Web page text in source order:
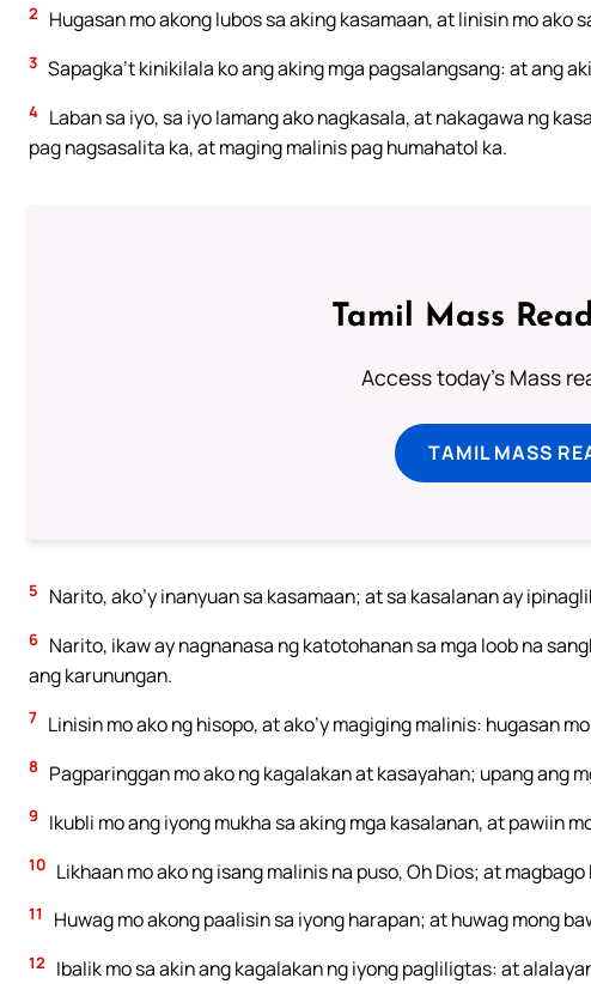
2 Hugasan mo akong lubos sa aking kasamaan, at linisin mo ako
3 Sapagka’t kinikilala ko ang aking mga pagsalangsang: at ang
4 Laban sa iyo, sa iyo lamang ako nagkasala, at nakagawa ng
pag nagsasalita ka, at maging malinis pag humahatol ka.
Tamil Mass
Access today's Mass
TAMIL MASS
5 Narito, ako’y inanyuan sa kasamaan; at sa kasalanan ay
6 Narito, ikaw ay nagnanasa ng katotohanan sa mga loob na
ang karunungan.
7 Linisin mo ako ng hisopo, at ako’y magiging malinis: hugasan
8 Pagparinggan mo ako ng kagalakan at kasayahan; upang ang
9 Ikubli mo ang iyong mukha sa aking mga kasalanan, at pawiin
10 Likhaan mo ako ng isang malinis na puso, Oh Dios; at
11 Huwag mo akong paalisin sa iyong harapan; at huwag mong
12 Ibalik mo sa akin ang kagalakan ng iyong pagliligtas: at